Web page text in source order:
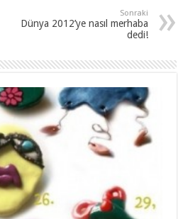
Sonraki
Dünya 2012’ye nasıl merhaba
dedi!